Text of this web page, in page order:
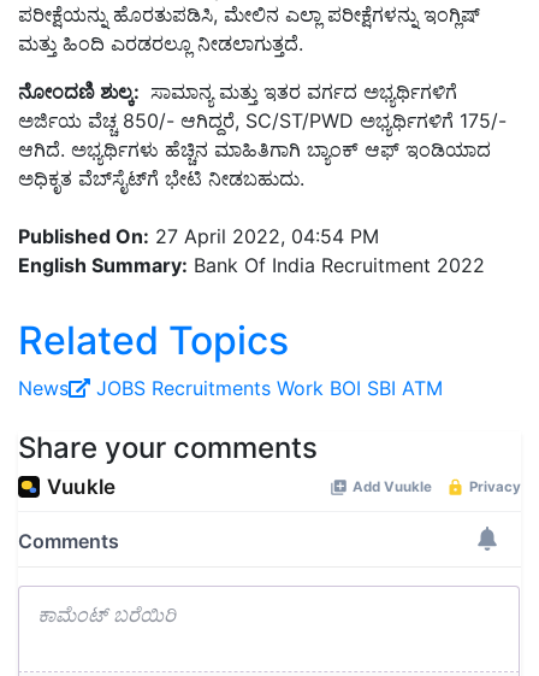
ಪರೀಕ್ಷೆಯನ್ನು ಹೊರತುಪಡಿಸಿ, ಮೇಲಿನ ಎಲ್ಲಾ ಪರೀಕ್ಷೆಗಳನ್ನು ಇಂಗ್ಲಿಷ್
ಮತ್ತು ಹಿಂದಿ ಎರಡರಲ್ಲೂ ನೀಡಲಾಗುತ್ತದೆ.
ನೋಂದಣಿ ಶುಲ್ಕ: ಸಾಮಾನ್ಯ ಮತ್ತು ಇತರ ವರ್ಗದ ಅಭ್ಯರ್ಥಿಗಳಿಗೆ
ಅರ್ಜಿಯ ವೆಚ್ಚ 850/- ಆಗಿದ್ದರೆ, SC/ST/PWD ಅಭ್ಯರ್ಥಿಗಳಿಗೆ 175/-
ಆಗಿದೆ. ಅಭ್ಯರ್ಥಿಗಳು ಹೆಚ್ಚಿನ ಮಾಹಿತಿಗಾಗಿ ಬ್ಯಾಂಕ್ ಆಫ್ ಇಂಡಿಯಾದ
ಅಧಿಕೃತ ವೆಬ್‌ಸೈಟ್‌ಗೆ ಭೇಟಿ ನೀಡಬಹುದು.
Published On: 27 April 2022, 04:54 PM
English Summary: Bank Of India Recruitment 2022
Related Topics
News JOBS Recruitments Work BOI SBI ATM
Share your comments